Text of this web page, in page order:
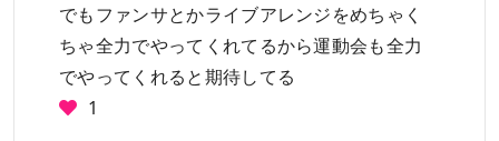
でもファンサとかライブアレンジをめちゃく
ちゃ全力でやってくれてるから運動会も全力
でやってくれると期待してる
1